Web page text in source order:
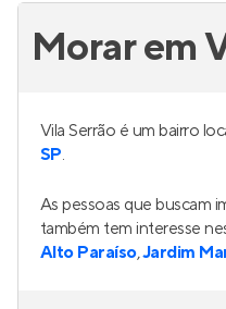
Morar em
Vila Serrão é um bairro
SP.
As pessoas que buscam
também tem interesse
Alto Paraíso,Jardim